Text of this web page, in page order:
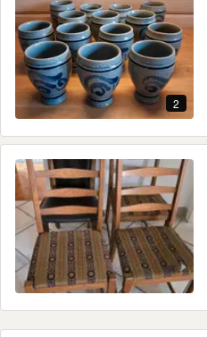
2